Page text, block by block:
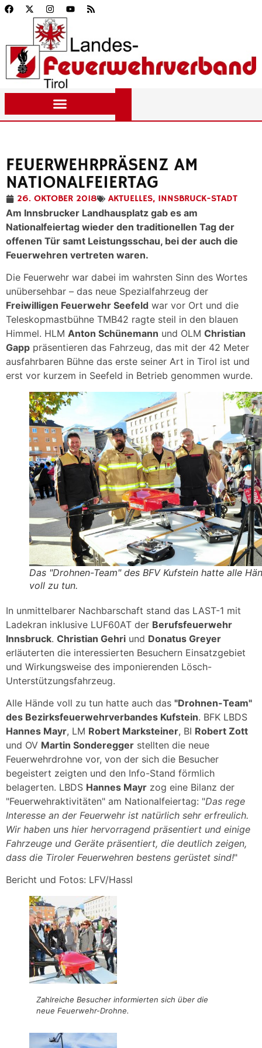
FEUERWEHRPRÄSENZ AM
NATIONALFEIERTAG
26. OKTOBER 2018 AKTUELLES, INNSBRUCK-STADT
Am Innsbrucker Landhausplatz gab es am
Nationalfeiertag wieder den traditionellen Tag der
offenen Tür samt Leistungsschau, bei der auch die
Feuerwehren vertreten waren.
Die Feuerwehr war dabei im wahrsten Sinn des Wortes
unübersehbar – das neue Spezialfahrzeug der
Freiwilligen Feuerwehr Seefeld war vor Ort und die
Teleskopmastbühne TMB42 ragte steil in den blauen
Himmel. HLM Anton Schünemann und OLM Christian
Gapp präsentieren das Fahrzeug, das mit der 42 Meter
ausfahrbaren Bühne das erste seiner Art in Tirol ist und
erst vor kurzem in Seefeld in Betrieb genommen wurde.
Das "Drohnen-Team" des BFV Kufstein hatte alle
voll zu tun.
In unmittelbarer Nachbarschaft stand das LAST-1 mit
Ladekran inklusive LUF60AT der Berufsfeuerwehr
Innsbruck. Christian Gehri und Donatus Greyer
erläuterten die interessierten Besuchern Einsatzgebiet
und Wirkungsweise des imponierenden Lösch-
Unterstützungsfahrzeug.
Alle Hände voll zu tun hatte auch das "Drohnen-Team"
des Bezirksfeuerwehrverbandes Kufstein. BFK LBDS
Hannes Mayr, LM Robert Marksteiner, BI Robert Zott
und OV Martin Sonderegger stellten die neue
Feuerwehrdrohne vor, von der sich die Besucher
begeistert zeigten und den Info-Stand förmlich
belagerten. LBDS Hannes Mayr zog eine Bilanz der
"Feuerwehraktivitäten" am Nationalfeiertag: "Das rege
Interesse an der Feuerwehr ist natürlich sehr erfreulich.
Wir haben uns hier hervorragend präsentiert und einige
Fahrzeuge und Geräte präsentiert, die deutlich zeigen,
dass die Tiroler Feuerwehren bestens gerüstet sind!"
Bericht und Fotos: LFV/Hassl
Zahlreiche Besucher informierten sich über die
neue Feuerwehr-Drohne.